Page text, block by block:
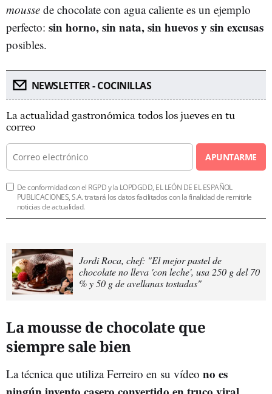
mousse de chocolate con agua caliente es un ejemplo
perfecto: sin horno, sin nata, sin huevos y sin excusas
posibles.
NEWSLETTER - COCINILLAS
La actualidad gastronómica todos los jueves en tu
correo
APUNTARME
De conformidad con el RGPD y la LOPDGDD, EL LEÓN DE EL ESPAÑOL
PUBLICACIONES, S.A. tratará los datos facilitados con la finalidad de remitirle
noticias de actualidad.
Jordi Roca, chef: "El mejor pastel de
chocolate no lleva 'con leche', usa 250 g del 70
% y 50 g de avellanas tostadas"
La mousse de chocolate que
siempre sale bien
La técnica que utiliza Ferreiro en su vídeo no es